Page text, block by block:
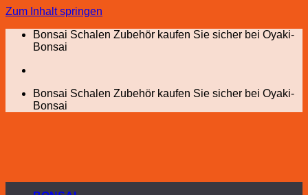
Zum Inhalt springen
Bonsai Schalen Zubehör kaufen Sie sicher bei Oyaki-
Bonsai
Bonsai Schalen Zubehör kaufen Sie sicher bei Oyaki-
Bonsai